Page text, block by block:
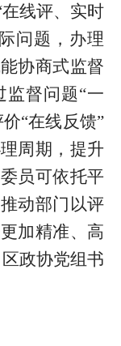
线评、实时
问题，办理
协商式监督
监督问题“一
“在线反馈”
周期，提升
员可依托平
动部门以评
加精准、高
政协党组书